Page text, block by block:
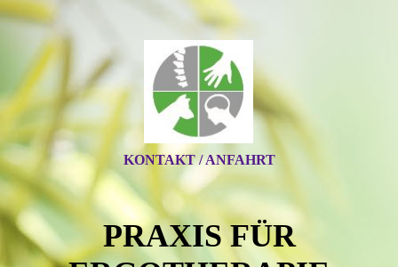
KONTAKT / ANFAHRT
PRAXIS FÜR